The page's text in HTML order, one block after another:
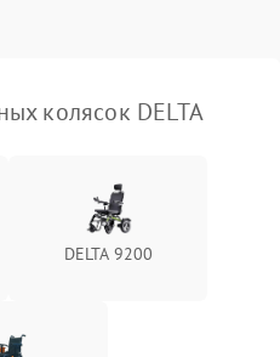
колясок DELTA
DELTA 9200